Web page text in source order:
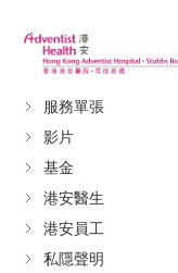
服務單張
影片
基金
港安醫生
港安員工
私隱聲明